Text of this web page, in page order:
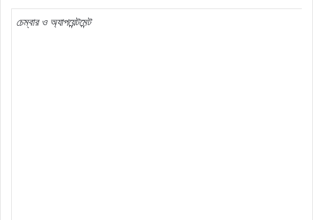
চেম্বার ও অ্যাপয়েন্টমেন্ট